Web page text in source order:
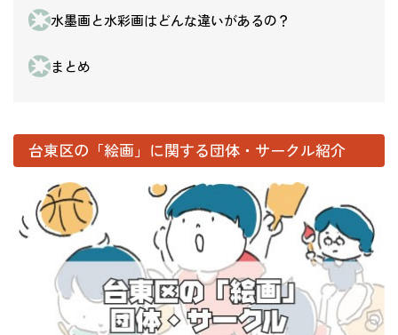
水墨画と水彩画はどんな違いがあるの？
まとめ
台東区の「絵画」に関する団体・サークル紹介